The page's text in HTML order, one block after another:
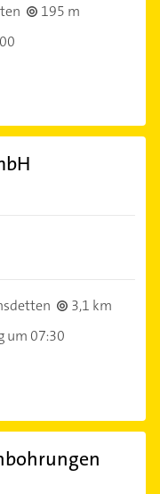
195 m
3,1 km
um 07:30